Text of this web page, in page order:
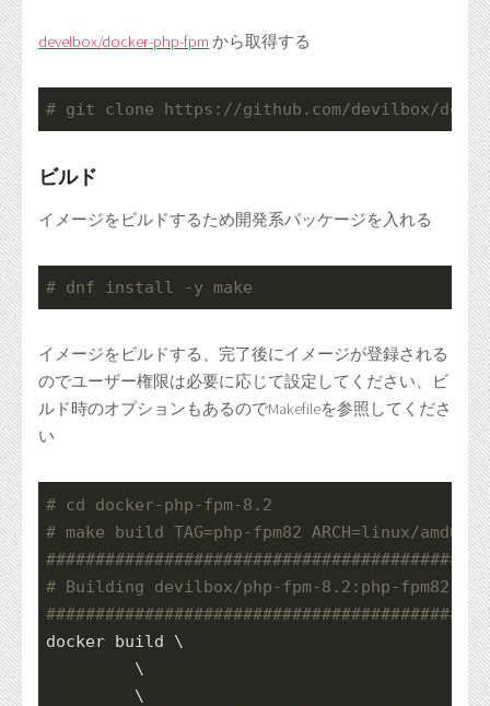
develbox/docker-php-fpm から取得する
# git clone https: //github.com/devilbox/
ビルド
イメージをビルドするため開発系パッケージを入れる
# dnf install -y make
イメージをビルドする、完了後にイメージが登録される
のでユーザー権限は必要に応じて設定してください、ビ
ルド時のオプションもあるのでMakefileを参照してくださ
い
# cd docker-php-fpm-8.2
# make build TAG=php-fpm82 ARCH=linux/amd64
##########################################
# Building devilbox/php-fpm-8.2:php-fpm82
##########################################
docker build \
         \
         \